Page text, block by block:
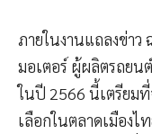
ภายในงานแถลงข่าว
มอเตอร์ ผู้ผลิตรถยน
ในปี 2566 นี้เตรียม
เลือกในตลาดเมืองไ